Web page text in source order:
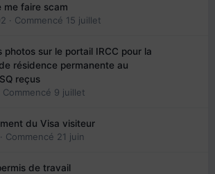
me faire scam
· Commencé 15 juillet
photos sur le portail IRCC pour la
résidence permanente au
reçus
Commencé 9 juillet
du Visa visiteur
· Commencé 21 juin
de travail